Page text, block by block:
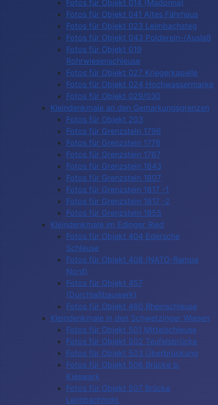
Fotos für Objekt 014 (Madonna)
Fotos für Objekt 041 Altes Fährhaus
Fotos für Objekt 023 Leimbachsteg
Fotos für Objekt 043 Polderein-/Auslaß
Fotos für Objekt 019
Rohrwiesenschleuse
Fotos für Objekt 027 Kriegerkapelle
Fotos für Objekt 024 Hochwassermarke
Fotos für Objekt 029/030
Kleindenkmale an den Gemarkungsgrenzen
Fotos für Objekt 203
Fotos für Grenzstein 1796
Fotos für Grenzstein 1776
Fotos für Grenzstein 1767
Fotos für Grenzstein 1843
Fotos für Grenzstein 1807
Fotos für Grenzstein 1817 -1
Fotos für Grenzstein 1817 -2
Fotos für Grenzstein 1855
Kleindenkmale im Edinger Ried
Fotos für Objekt 404 Edersche
Schleuse
Fotos für Objekt 408 (NATO-Rampe
Nord)
Fotos für Objekt 457
(Durchlaßbauwerk)
Fotos für Objekt 460 Rheinschleuse
Kleindenkmale in den Schwetzinger Wiesen
Fotos für Objekt 501 Mittelschleuse
Fotos für Objekt 502 Teufelsbrücke
Fotos für Objekt 503 Überbrückung
Fotos für Objekt 506 Brücke b.
Kieswerk
Fotos für Objekt 507 Brücke
Leimbachmdg.